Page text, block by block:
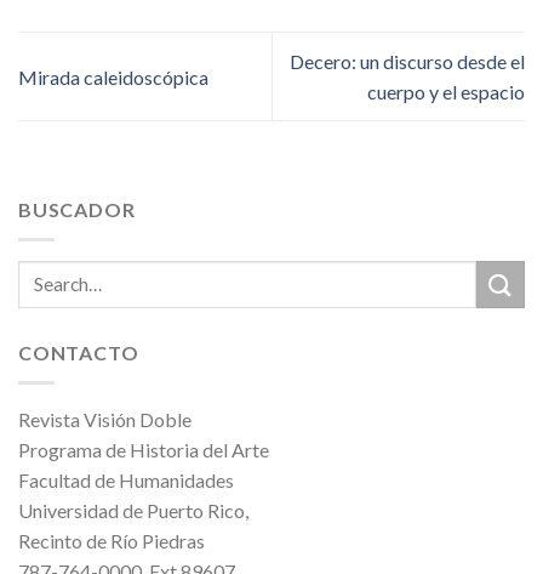
Mirada caleidoscópica
Decero: un discurso desde el
cuerpo y el espacio
BUSCADOR
CONTACTO
Revista Visión Doble
Programa de Historia del Arte
Facultad de Humanidades
Universidad de Puerto Rico,
Recinto de Río Piedras